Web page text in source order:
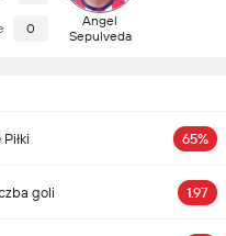
0
Angel
Sepulveda
65%
goli 1.97